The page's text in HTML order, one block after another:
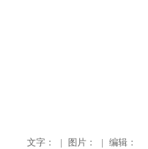
文字： | 图片： | 编辑：